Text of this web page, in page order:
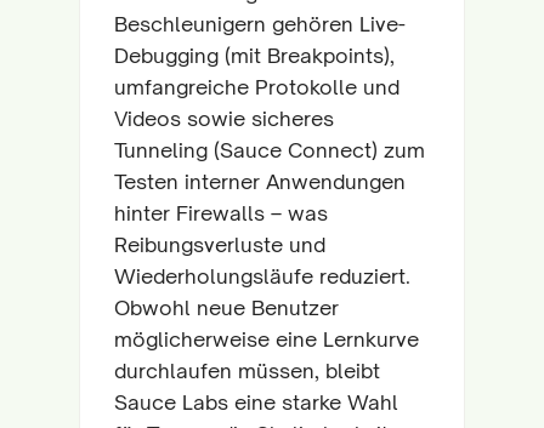
Beschleunigern gehören Live-
Debugging (mit Breakpoints),
umfangreiche Protokolle und
Videos sowie sicheres
Tunneling (Sauce Connect) zum
Testen interner Anwendungen
hinter Firewalls – was
Reibungsverluste und
Wiederholungsläufe reduziert.
Obwohl neue Benutzer
möglicherweise eine Lernkurve
durchlaufen müssen, bleibt
Sauce Labs eine starke Wahl